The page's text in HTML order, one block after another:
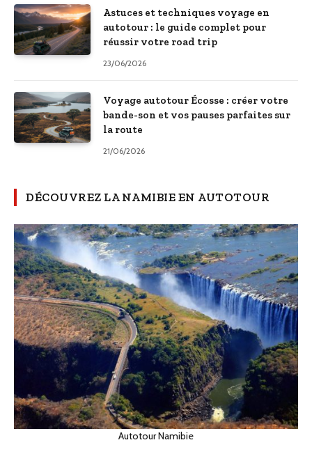
Astuces et techniques voyage en
autotour : le guide complet pour
réussir votre road trip
23/06/2026
Voyage autotour Écosse : créer votre
bande-son et vos pauses parfaites sur
la route
21/06/2026
DÉCOUVREZ LA NAMIBIE EN AUTOTOUR
Autotour Namibie